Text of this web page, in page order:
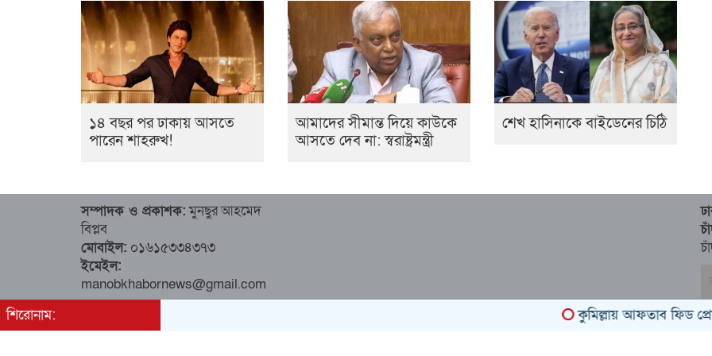
১৪ বছর পর ঢাকায় আসতে
পারেন শাহরুখ!
আমাদের সীমান্ত দিয়ে কাউকে
আসতে দেব না: স্বরাষ্ট্রমন্ত্রী
শেখ হাসিনাকে বাইডেনের চিঠি
সম্পাদক ও প্রকাশক:মুনছুর আহমেদ
বিপ্লব
মোবাইল: ০১৬১৫৩৩৪৩৭৩
ইমেইল:
manobkhabornews@gmail.com
শিরোনাম: কুমিল্লায় আফতাব ফিড